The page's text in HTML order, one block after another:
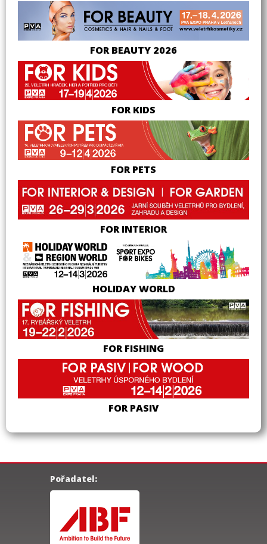
FOR BEAUTY 2026
FOR KIDS
FOR PETS
FOR INTERIOR
HOLIDAY WORLD
FOR FISHING
FOR PASIV
Pořadatel: